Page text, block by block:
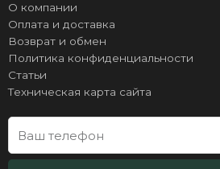
О компании
Оплата и доставка
Возврат и обмен
Политика конфиденциальности
Статьи
Техническая карта сайта